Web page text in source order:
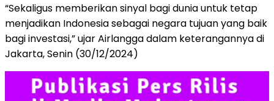
“Sekaligus memberikan sinyal bagi dunia untuk tetap
menjadikan Indonesia sebagai negara tujuan yang baik
bagi investasi,” ujar Airlangga dalam keterangannya di
Jakarta, Senin (30/12/2024)